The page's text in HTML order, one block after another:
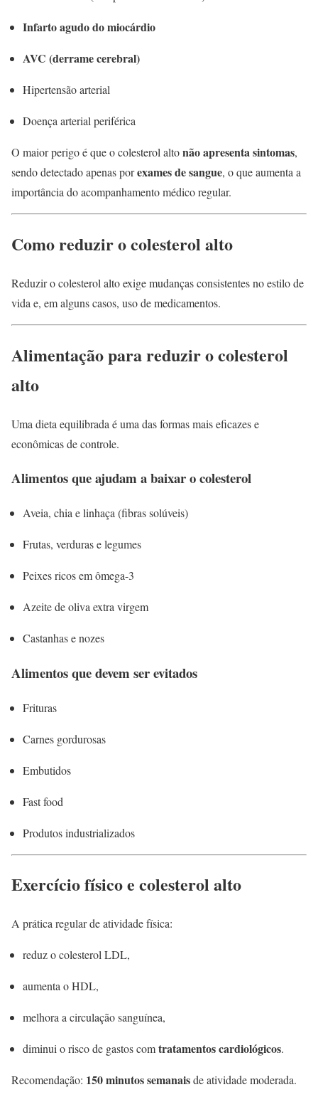
Infarto agudo do miocárdio
AVC (derrame cerebral)
Hipertensão arterial
Doença arterial periférica
O maior perigo é que o colesterol altonão apresenta sintomas,
sendo detectado apenas porexames de sangue, o que aumenta a
importância do acompanhamento médico regular.
Como reduzir o colesterol alto
Reduzir o colesterol alto exige mudanças consistentes no estilo de
vida e, em alguns casos, uso de medicamentos.
Alimentação para reduzir o colesterol
alto
Uma dieta equilibrada é uma das formas mais eficazes e
econômicas de controle.
Alimentos que ajudam a baixar o colesterol
Aveia, chia e linhaça (fibras solúveis)
Frutas, verduras e legumes
Peixes ricos em ômega-3
Azeite de oliva extra virgem
Castanhas e nozes
Alimentos que devem ser evitados
Frituras
Carnes gordurosas
Embutidos
Fast food
Produtos industrializados
Exercício físico e colesterol alto
A prática regular de atividade física:
reduz o colesterol LDL,
aumenta o HDL,
melhora a circulação sanguínea,
diminui o risco de gastos comtratamentos cardiológicos.
Recomendação: 150 minutos semanaisde atividade moderada.